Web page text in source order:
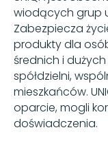
wiodących grup
Zabezpiecza
produkty dla
średnich i
spółdzielni,
mieszkańców.
oparcie, mogli
doświadczenia.